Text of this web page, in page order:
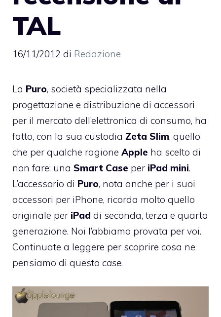
TAL
16/11/2012 di Redazione
La Puro, società specializzata nella
progettazione e distribuzione di accessori
per il mercato dell’elettronica di consumo, ha
fatto, con la sua custodia Zeta Slim, quello
che per qualche ragione Apple ha scelto di
non fare: una Smart Case per iPad mini.
L’accessorio di Puro, nota anche per i suoi
accessori per iPhone, ricorda molto quello
originale per iPad di seconda, terza e quarta
generazione. Noi l’abbiamo provata per voi.
Continuate a leggere per scoprire cosa ne
pensiamo di questo case.